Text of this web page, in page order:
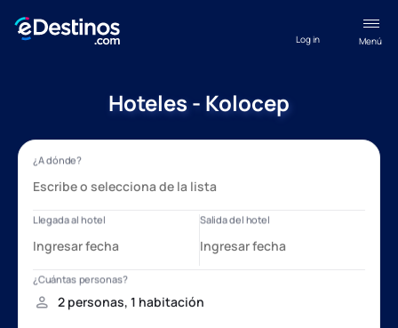
Menú
Log in
Hoteles - Kolocep